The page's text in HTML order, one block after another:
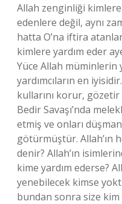
Allah zenginliği
edenlere değil, aynı
hatta O’na iftira
kimlere yardım eder
Yüce Allah müminlerin
yardımcıların en
kullarını korur,
Bedir Savaşı’nda
etmiş ve onları
götürmüştür. Allah’ın
denir? Allah’ın
kime yardım ederse?
yenebilecek kimse
bundan sonra size